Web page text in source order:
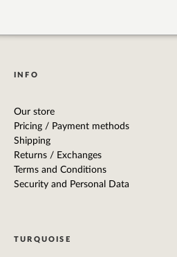
INFO
Our store
Pricing / Payment methods
Shipping
Returns / Exchanges
Terms and Conditions
Security and Personal Data
TURQUOISE